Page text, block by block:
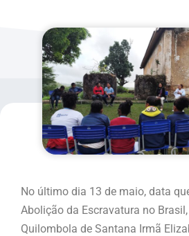
No último dia 13 de maio, data
Abolição da Escravatura no
Quilombola de Santana Irmã